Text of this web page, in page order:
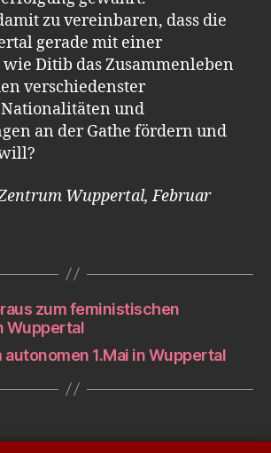
zu vereinbaren, dass die
gerade mit einer
Ditib das Zusammenleben
verschiedenster
und
an der Gathe fördern und
Wuppertal, Februar
zum feministischen
Wuppertal
autonomen 1.Mai in Wuppertal